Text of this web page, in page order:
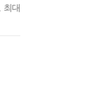
최대